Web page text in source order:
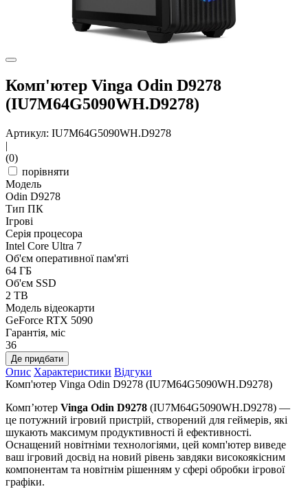
Комп'ютер Vinga Odin D9278
(IU7M64G5090WH.D9278)
Артикул: IU7M64G5090WH.D9278
|
(0)
порівняти
Модель
Odin D9278
Тип ПК
Ігрові
Серія процесора
Intel Core Ultra 7
Об'єм оперативної пам'яті
64 ГБ
Об'єм SSD
2 TB
Модель відеокарти
GeForce RTX 5090
Гарантія, міс
36
Де придбати
Опис Характеристики Відгуки
Комп'ютер Vinga Odin D9278 (IU7M64G5090WH.D9278)
Комп’ютер Vinga Odin D9278 (IU7M64G5090WH.D9278) —
це потужний ігровий пристрій, створений для геймерів, які
шукають максимум продуктивності й ефективності.
Оснащений новітніми технологіями, цей комп'ютер виведе
ваш ігровий досвід на новий рівень завдяки високоякісним
компонентам та новітнім рішенням у сфері обробки ігрової
графіки.